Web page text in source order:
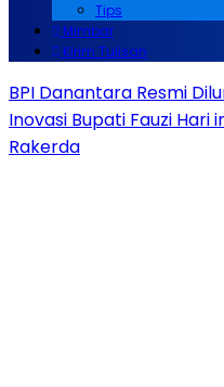
Tips
Mimbar
Kirim Tulisan
BPI Danantara Resmi
Inovasi Bupati Fauzi Hari
Rakerda